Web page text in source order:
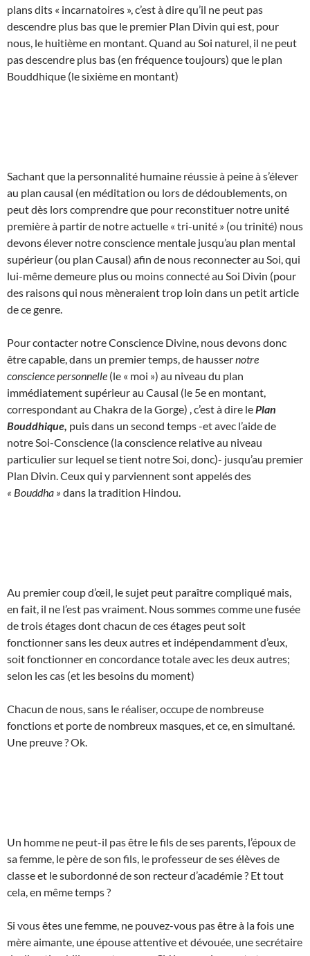
plans dits « incarnatoires », c’est à dire qu’il ne peut pas
descendre plus bas que le premier Plan Divin qui est, pour
nous, le huitième en montant. Quand au Soi naturel, il ne peut
pas descendre plus bas (en fréquence toujours) que le plan
Bouddhique (le sixième en montant)
Sachant que la personnalité humaine réussie à peine à s’élever
au plan causal (en méditation ou lors de dédoublements, on
peut dès lors comprendre que pour reconstituer notre unité
première à partir de notre actuelle « tri-unité » (ou trinité) nous
devons élever notre conscience mentale jusqu’au plan mental
supérieur (ou plan Causal) afin de nous reconnecter au Soi, qui
lui-même demeure plus ou moins connecté au Soi Divin (pour
des raisons qui nous mèneraient trop loin dans un petit article
de ce genre.
Pour contacter notre Conscience Divine, nous devons donc
être capable, dans un premier temps, de haussernotre
conscience personnelle (le « moi ») au niveau du plan
immédiatement supérieur au Causal (le 5e en montant,
correspondant au Chakra de la Gorge) , c’est à dire le Plan
Bouddhique, puis dans un second temps -et avec l’aide de
notre Soi-Conscience (la conscience relative au niveau
particulier sur lequel se tient notre Soi, donc)- jusqu’au premier
Plan Divin. Ceux qui y parviennent sont appelés des
« Bouddha » dans la tradition Hindou.
Au premier coup d’œil, le sujet peut paraître compliqué mais,
en fait, il ne l’est pas vraiment. Nous sommes comme une fusée
de trois étages dont chacun de ces étages peut soit
fonctionner sans les deux autres et indépendamment d’eux,
soit fonctionner en concordance totale avec les deux autres;
selon les cas (et les besoins du moment)
Chacun de nous, sans le réaliser, occupe de nombreuse
fonctions et porte de nombreux masques, et ce, en simultané.
Une preuve ? Ok.
Un homme ne peut-il pas être le fils de ses parents, l’époux de
sa femme, le père de son fils, le professeur de ses élèves de
classe et le subordonné de son recteur d’académie ? Et tout
cela, en même temps ?
Si vous êtes une femme, ne pouvez-vous pas être à la fois une
mère aimante, une épouse attentive et dévouée, une secrétaire